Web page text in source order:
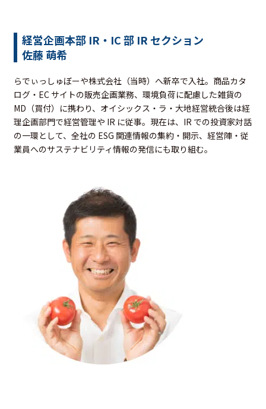
経営企画本部 IR・IC 部 IR セクション
佐藤 萌希
らでぃっしゅぼーや株式会社（当時）へ新卒で入社。商品カタ
ログ・EC サイトの販売企画業務、環境負荷に配慮した雑貨の
MD（買付）に携わり、オイシックス・ラ・大地経営統合後は経
理企画部門で経営管理や IR に従事。現在は、IR での投資家対話
の一環として、全社の ESG 関連情報の集約・開示、経営陣・従
業員へのサステナビリティ情報の発信にも取り組む。